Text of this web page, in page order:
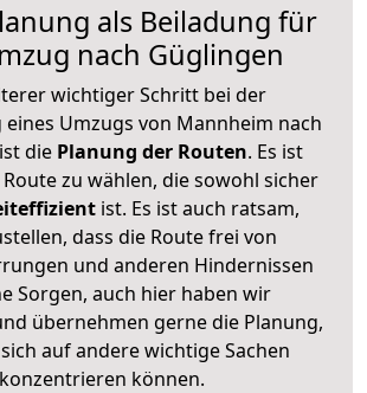
als Beiladung für
nach Güglingen
wichtiger Schritt bei der
Umzugs von Mannheim nach
die Planung der Routen. Es ist
zu wählen, die sowohl sicher
ist. Es ist auch ratsam,
dass die Route frei von
und anderen Hindernissen
Sorgen, auch hier haben wir
übernehmen gerne die Planung,
auf andere wichtige Sachen
konzentrieren können.